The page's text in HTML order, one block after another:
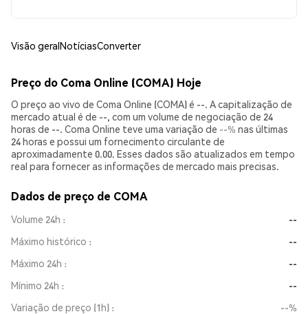
Visão geralNotíciasConverter
Preço do Coma Online (COMA) Hoje
O preço ao vivo de Coma Online (COMA) é --. A capitalização de
mercado atual é de --, com um volume de negociação de 24
horas de --. Coma Online teve uma variação de --% nas últimas
24 horas e possui um fornecimento circulante de
aproximadamente 0.00. Esses dados são atualizados em tempo
real para fornecer as informações de mercado mais precisas.
Dados de preço de COMA
Volume 24h
--
Máximo histórico
--
Máximo 24h
--
Mínimo 24h
--
Variação de preço (1h)
--%